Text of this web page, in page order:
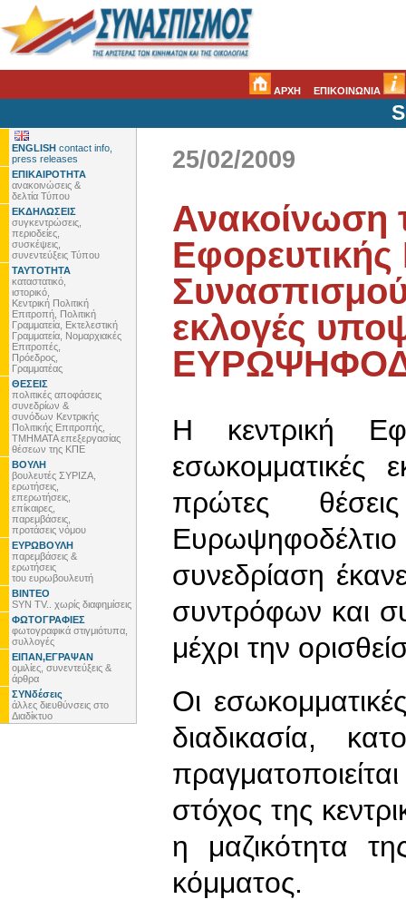
ΑΡΧΗ ΕΠΙΚΟΙΝΩΝΙΑ
ENGLISH contact info,
press releases
ΕΠΙΚΑΙΡΟΤΗΤΑ
ανακοινώσεις &
δελτία Τύπου
ΕΚΔΗΛΩΣΕΙΣ
συγκεντρώσεις,
περιοδείες,
συσκέψεις,
συνεντεύξεις Τύπου
ΤΑΥΤΟΤΗΤΑ
καταστατικό,
ιστορικό,
Κεντρική Πολιτική
Επιτροπή, Πολιτική
Γραμματεία, Εκτελεστική
Γραμματεία, Νομαρχιακές
Επιτροπές,
Πρόεδρος,
Γραμματέας
ΘΕΣΕΙΣ
πολιτικές αποφάσεις
συνεδρίων &
συνόδων Κεντρικής
Πολιτικής Επιτροπής,
ΤΜΗΜΑΤΑ επεξεργασίας
θέσεων της ΚΠΕ
ΒΟΥΛΗ
βουλευτές ΣΥΡΙΖΑ,
ερωτήσεις,
επερωτήσεις,
επίκαιρες,
παρεμβάσεις,
προτάσεις νόμου
ΕΥΡΩΒΟΥΛΗ
παρεμβάσεις &
ερωτήσεις
του ευρωβουλευτή
ΒΙΝΤΕΟ
SYN TV.. χωρίς διαφημίσεις
ΦΩΤΟΓΡΑΦΙΕΣ
φωτογραφικά στιγμιότυπα,
συλλογές
ΕΙΠΑΝ,ΕΓΡΑΨΑΝ
ομιλίες, συνεντεύξεις &
άρθρα
ΣΥΝδέσεις
άλλες διευθύνσεις στο
Διαδίκτυο
25/02/2009
Ανακοίνωση
Συνασπισμού
εκλογές
H κεντρική
εσωκομματικές
πρώτες
Ευρωψηφοδέλτιο
συνεδρίαση
συντρόφων και
μέχρι την
Οι
διαδικασία,
στόχος της
η μαζικότητα
κόμματος.